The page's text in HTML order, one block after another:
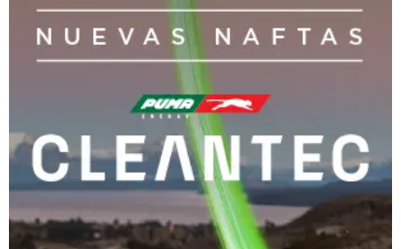
Estoy de acuerdo con las
condiciones y políticas de
privacidad.